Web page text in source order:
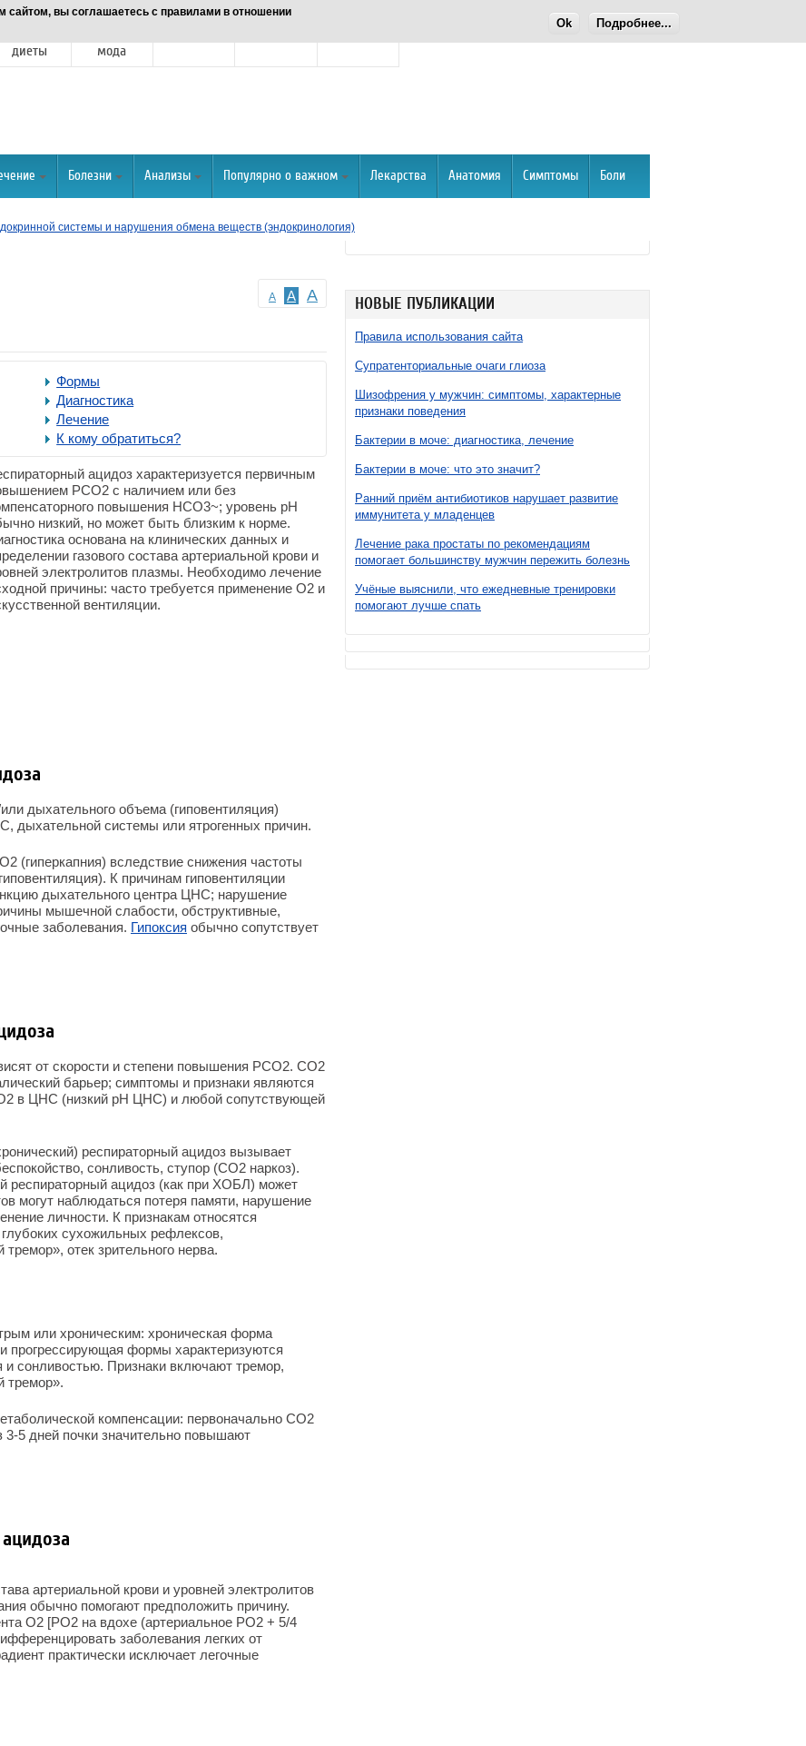
вы соглашаетесь с правилами в отношении
Ok Подробнее...
диеты
мода
Болезни Анализы Популярно о важном Лекарства Анатомия Симптомы Боли
системы и нарушения обмена веществ (эндокринология)
НОВЫЕ ПУБЛИКАЦИИ
Правила использования сайта
Супратенториальные очаги глиоза
Шизофрения у мужчин: симптомы, характерные
признаки поведения
Бактерии в моче: диагностика, лечение
Бактерии в моче: что это значит?
Ранний приём антибиотиков нарушает развитие
иммунитета у младенцев
Лечение рака простаты по рекомендациям
помогает большинству мужчин пережить болезнь
Учёные выяснили, что ежедневные тренировки
помогают лучше спать
A A A
Формы
Диагностика
Лечение
К кому обратиться?
ацидоз характеризуется первичным
РСО2 с наличием или без
повышения НСО3~; уровень рН
низкий, но может быть близким к норме.
основана на клинических данных и
газового состава артериальной крови и
электролитов плазмы. Необходимо лечение
причины: часто требуется применение О2 и
вентиляции.
дыхательного объема (гиповентиляция)
дыхательной системы или ятрогенных причин.
2 (гиперкапния) вследствие снижения частоты
К причинам гиповентиляции
дыхательного центра ЦНС; нарушение
мышечной слабости, обструктивные,
заболевания. Гипоксия обычно сопутствует
от скорости и степени повышения РСО2. СО2
барьер; симптомы и признаки являются
2 в ЦНС (низкий рН ЦНС) и любой сопутствующей
респираторный ацидоз вызывает
сонливость, ступор (СО2 наркоз).
респираторный ацидоз (как при ХОБЛ) может
могут наблюдаться потеря памяти, нарушение
личности. К признакам относятся
сухожильных рефлексов,
отек зрительного нерва.
или хроническим: хроническая форма
прогрессирующая формы характеризуются
сонливостью. Признаки включают тремор,
тремор».
компенсации: первоначально СО2
3-5 дней почки значительно повышают
артериальной крови и уровней электролитов
обычно помогают предположить причину.
О2 [РО2 на вдохе (артериальное РО2 + 5/4
заболевания легких от
практически исключает легочные